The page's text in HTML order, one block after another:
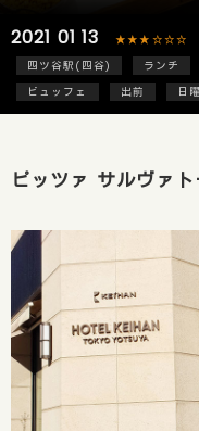
2021 01 13 ★★★☆☆☆
四ツ谷駅(四谷)
ランチ
ビュッフェ
出前 日
ピッツァ サルヴァ